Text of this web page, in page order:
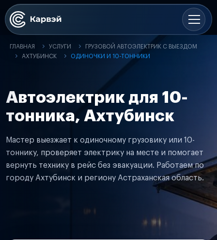
ГЛАВНАЯ УСЛУГИ
ГРУЗОВОЙ АВТОЭЛЕКТРИК С ВЫЕЗДОМ
АХТУБИНСК
ОДИНОЧКИ И 10-ТОННИКИ
Автоэлектрик для 10-
тонника, Ахтубинск
Мастер выезжает к одиночному грузовику или 10-
тоннику, проверяет электрику на месте и помогает
вернуть технику в рейс без эвакуации. Работаем по
городу Ахтубинск и региону Астраханская область.